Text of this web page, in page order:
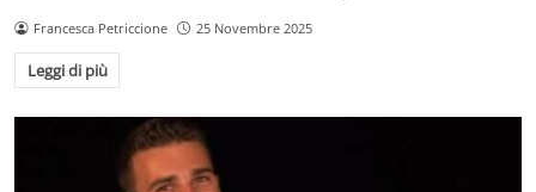
Francesca Petriccione 25 Novembre 2025
Leggi di più